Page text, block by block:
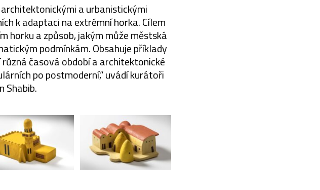
a urbanistickými
k adaptaci na extrémní horka. Cílem
horku a způsob, jakým může městská
podmínkám. Obsahuje příklady
časová období a architektonické
po postmoderní,“ uvádí kurátoři
Shabib.